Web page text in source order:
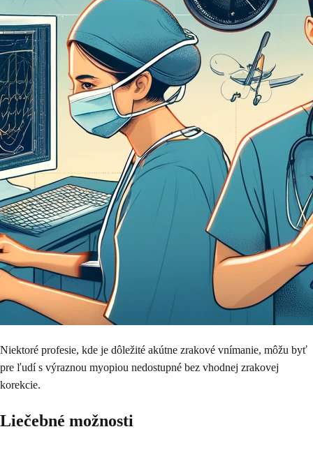
Niektoré profesie, kde je dôležité akútne zrakové vnímanie, môžu byť
pre ľudí s výraznou myopiou nedostupné bez vhodnej zrakovej
korekcie.
Liečebné možnosti